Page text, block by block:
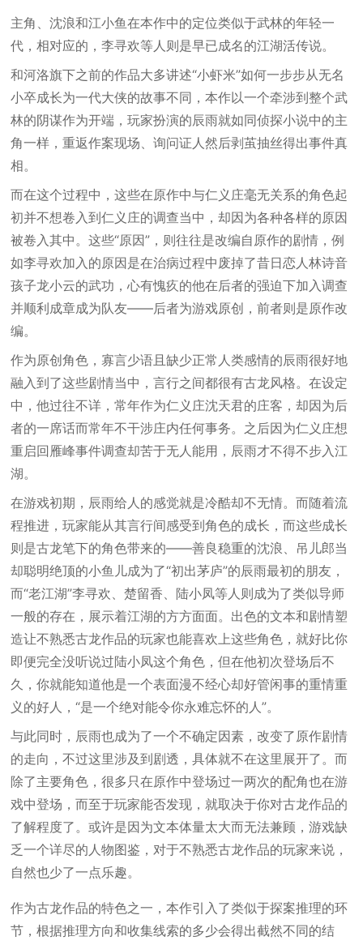
主角、沈浪和江小鱼在本作中的定位类似于武林的年轻一
代，相对应的，李寻欢等人则是早已成名的江湖活传说。
和河洛旗下之前的作品大多讲述“小虾米”如何一步步从无名
小卒成长为一代大侠的故事不同，本作以一个牵涉到整个武
林的阴谋作为开端，玩家扮演的辰雨就如同侦探小说中的主
角一样，重返作案现场、询问证人然后剥茧抽丝得出事件真
相。
而在这个过程中，这些在原作中与仁义庄毫无关系的角色起
初并不想卷入到仁义庄的调查当中，却因为各种各样的原因
被卷入其中。这些“原因”，则往往是改编自原作的剧情，例
如李寻欢加入的原因是在治病过程中废掉了昔日恋人林诗音
孩子龙小云的武功，心有愧疚的他在后者的强迫下加入调查
并顺利成章成为队友——后者为游戏原创，前者则是原作改
编。
作为原创角色，寡言少语且缺少正常人类感情的辰雨很好地
融入到了这些剧情当中，言行之间都很有古龙风格。在设定
中，他过往不详，常年作为仁义庄沈天君的庄客，却因为后
者的一席话而常年不干涉庄内任何事务。之后因为仁义庄想
重启回雁峰事件调查却苦于无人能用，辰雨才不得不步入江
湖。
在游戏初期，辰雨给人的感觉就是冷酷却不无情。而随着流
程推进，玩家能从其言行间感受到角色的成长，而这些成长
则是古龙笔下的角色带来的——善良稳重的沈浪、吊儿郎当
却聪明绝顶的小鱼儿成为了“初出茅庐”的辰雨最初的朋友，
而“老江湖”李寻欢、楚留香、陆小凤等人则成为了类似导师
一般的存在，展示着江湖的方方面面。出色的文本和剧情塑
造让不熟悉古龙作品的玩家也能喜欢上这些角色，就好比你
即便完全没听说过陆小凤这个角色，但在他初次登场后不
久，你就能知道他是一个表面漫不经心却好管闲事的重情重
义的好人，“是一个绝对能令你永难忘怀的人”。
与此同时，辰雨也成为了一个不确定因素，改变了原作剧情
的走向，不过这里涉及到剧透，具体就不在这里展开了。而
除了主要角色，很多只在原作中登场过一两次的配角也在游
戏中登场，而至于玩家能否发现，就取决于你对古龙作品的
了解程度了。或许是因为文本体量太大而无法兼顾，游戏缺
乏一个详尽的人物图鉴，对于不熟悉古龙作品的玩家来说，
自然也少了一点乐趣。
作为古龙作品的特色之一，本作引入了类似于探案推理的环
节，根据推理方向和收集线索的多少会得出截然不同的结